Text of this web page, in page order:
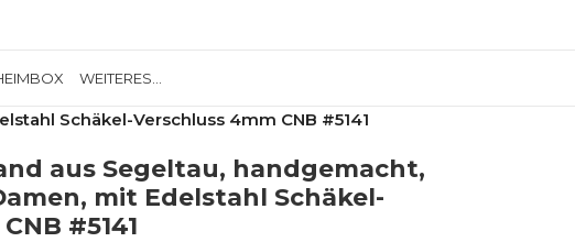
WEITERES…
Schäkel-Verschluss 4mm CNB #5141
aus Segeltau, handgemacht,
mit Edelstahl Schäkel-
#5141